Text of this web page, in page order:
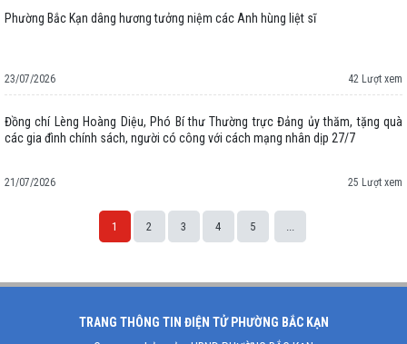
Phường Bắc Kạn dâng hương tưởng niệm các Anh hùng liệt sĩ
23/07/2026 42 Lượt xem
Đồng chí Lèng Hoàng Diệu, Phó Bí thư Thường trực Đảng ủy thăm, tặng quà
các gia đình chính sách, người có công với cách mạng nhân dịp 27/7
21/07/2026 25 Lượt xem
1 2 3 4 5
TRANG THÔNG TIN ĐIỆN TỬ PHƯỜNG BẮC KẠN